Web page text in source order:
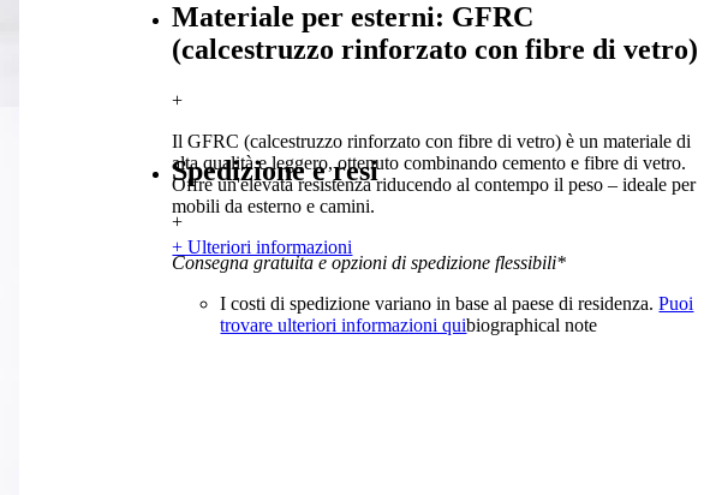
Materiale per esterni: GFRC
(calcestruzzo rinforzato con fibre di vetro)
+
Il GFRC (calcestruzzo rinforzato con fibre di vetro) è un materiale di
alta qualità e leggero, ottenuto combinando cemento e fibre di vetro.
Offre un'elevata resistenza riducendo al contempo il peso – ideale per
mobili da esterno e camini.
+ Ulteriori informazioni
Spedizione e resi
+
Consegna gratuita e opzioni di spedizione flessibili*
I costi di spedizione variano in base al paese di residenza. Puoi
trovare ulteriori informazioni quibiographical note